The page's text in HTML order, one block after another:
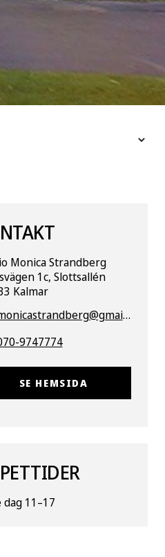
Monica Strandberg
1c, Slottsallén
Kalmar
9747774
SE HEMSIDA
dag 11–17